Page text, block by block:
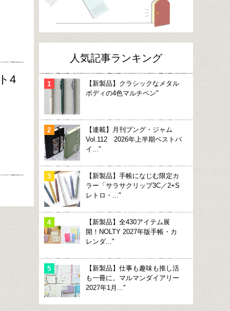
4
人気記事ランキング
【新製品】クラシックなメタル
ボディの4色マルチペン"
【連載】月刊ブング・ジャム
Vol.112 2026年上半期ベストバ
イ..."
【新製品】手帳になじむ限定カ
ラー「サラサクリップ3C／2+S
レトロ・..."
【新製品】全430アイテム展
開！NOLTY 2027年版手帳・カ
レンダ..."
【新製品】仕事も趣味も推し活
も一冊に。マルマンダイアリー
2027年1月..."